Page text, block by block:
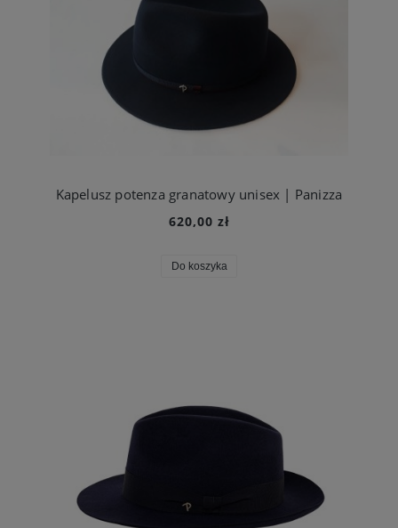
Kapelusz potenza granatowy unisex | Panizza
620,00 zł
Do koszyka